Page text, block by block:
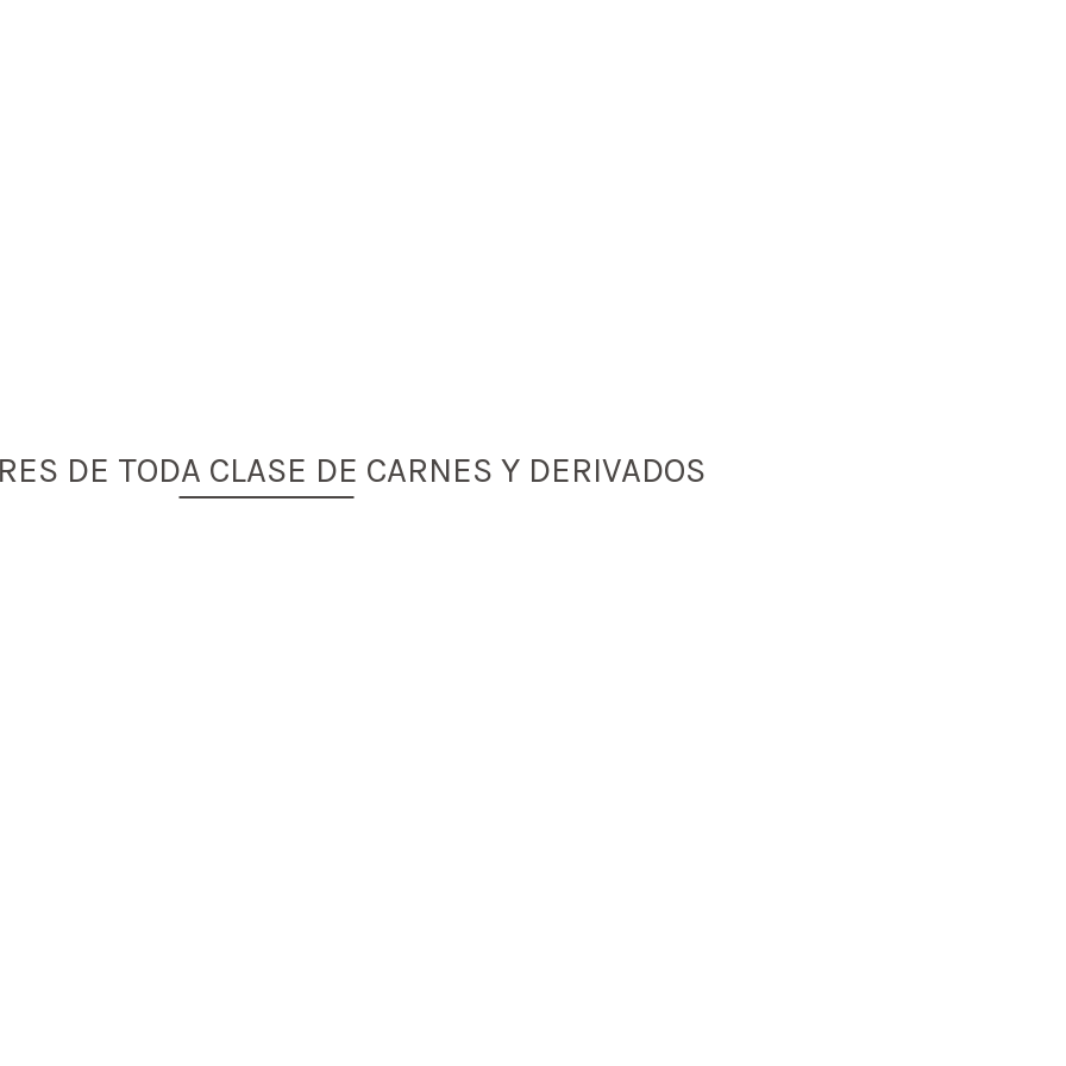
DE TODA CLASE DE CARNES Y DERIVADOS